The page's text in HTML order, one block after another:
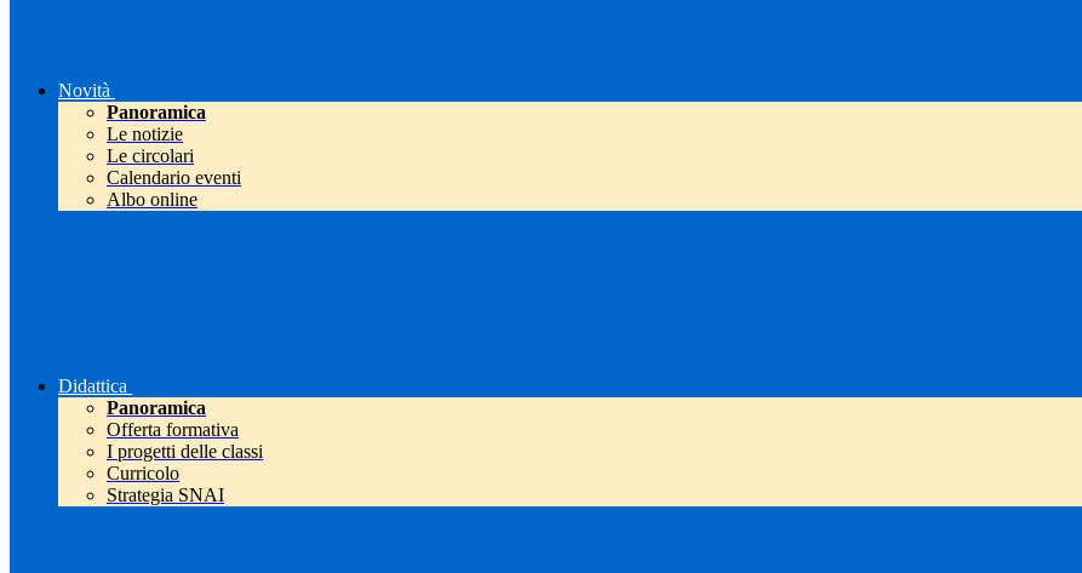
Novità
Panoramica
Le notizie
Le circolari
Calendario eventi
Albo online
Didattica
Panoramica
Offerta formativa
I progetti delle classi
Curricolo
Strategia SNAI